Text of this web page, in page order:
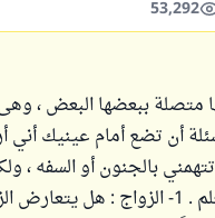
53,292
متصلة ببعضها البعض ،
أن تضع أمام عينيك أني
بالجنون أو السفه ،
العالمين الربانيين هما قدوتي في طلب العلم .